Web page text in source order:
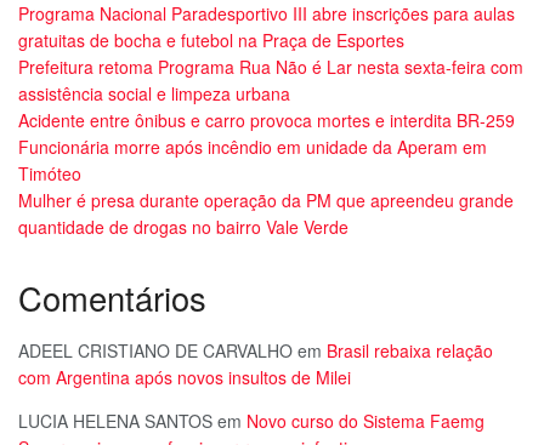
Programa Nacional Paradesportivo III abre inscrições para aulas
gratuitas de bocha e futebol na Praça de Esportes
Prefeitura retoma Programa Rua Não é Lar nesta sexta-feira com
assistência social e limpeza urbana
Acidente entre ônibus e carro provoca mortes e interdita BR-259
Funcionária morre após incêndio em unidade da Aperam em
Timóteo
Mulher é presa durante operação da PM que apreendeu grande
quantidade de drogas no bairro Vale Verde
Comentários
ADEEL CRISTIANO DE CARVALHO em Brasil rebaixa relação
com Argentina após novos insultos de Milei
LUCIA HELENA SANTOS em Novo curso do Sistema Faemg